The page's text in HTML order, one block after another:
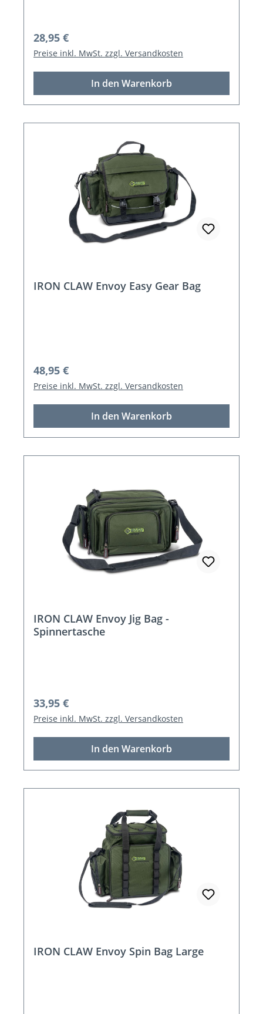
Regulärer Preis:
28,95 €
Preise inkl. MwSt. zzgl. Versandkosten
In den Warenkorb
IRON CLAW Envoy Easy Gear Bag
Regulärer Preis:
48,95 €
Preise inkl. MwSt. zzgl. Versandkosten
In den Warenkorb
IRON CLAW Envoy Jig Bag -
Spinnertasche
Regulärer Preis:
33,95 €
Preise inkl. MwSt. zzgl. Versandkosten
In den Warenkorb
IRON CLAW Envoy Spin Bag Large